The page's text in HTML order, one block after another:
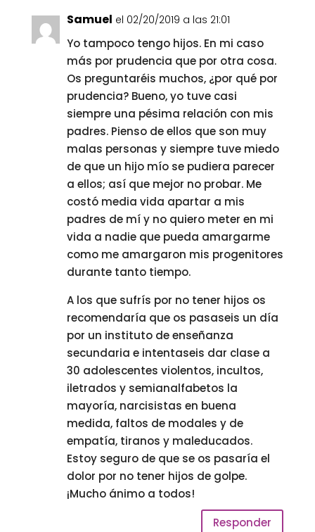
Samuel el 02/20/2019 a las 21:01
Yo tampoco tengo hijos. En mi caso
más por prudencia que por otra cosa.
Os preguntaréis muchos, ¿por qué por
prudencia? Bueno, yo tuve casi
siempre una pésima relación con mis
padres. Pienso de ellos que son muy
malas personas y siempre tuve miedo
de que un hijo mío se pudiera parecer
a ellos; así que mejor no probar. Me
costó media vida apartar a mis
padres de mí y no quiero meter en mi
vida a nadie que pueda amargarme
como me amargaron mis progenitores
durante tanto tiempo.
A los que sufrís por no tener hijos os
recomendaría que os pasaseis un día
por un instituto de enseñanza
secundaria e intentaseis dar clase a
30 adolescentes violentos, incultos,
iletrados y semianalfabetos la
mayoría, narcisistas en buena
medida, faltos de modales y de
empatía, tiranos y maleducados.
Estoy seguro de que se os pasaría el
dolor por no tener hijos de golpe.
¡Mucho ánimo a todos!
Responder